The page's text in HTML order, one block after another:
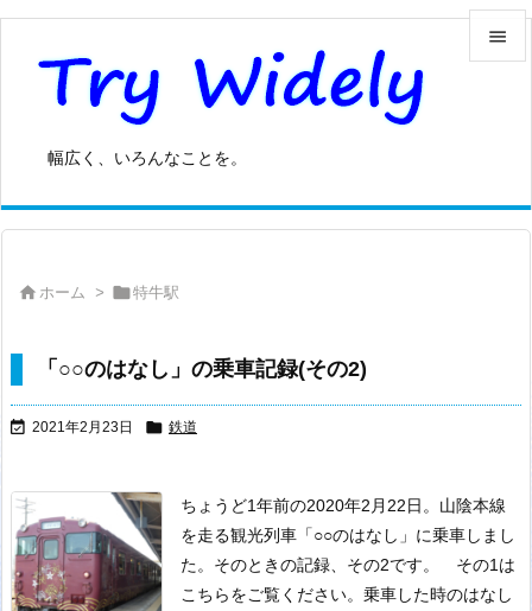
幅広く、いろんなことを。


前へ
 ホーム > 特牛駅
「○○のはなし」の乗車記録(その2)
 2021年2月23日  鉄道
ちょうど1年前の2020年2月22日。 山陰本線
を走る観光列車「○○のはなし」に乗車しまし
た。 そのときの記録、その2です。 その1は
こちらをご覧ください。 乗車した時のはなし